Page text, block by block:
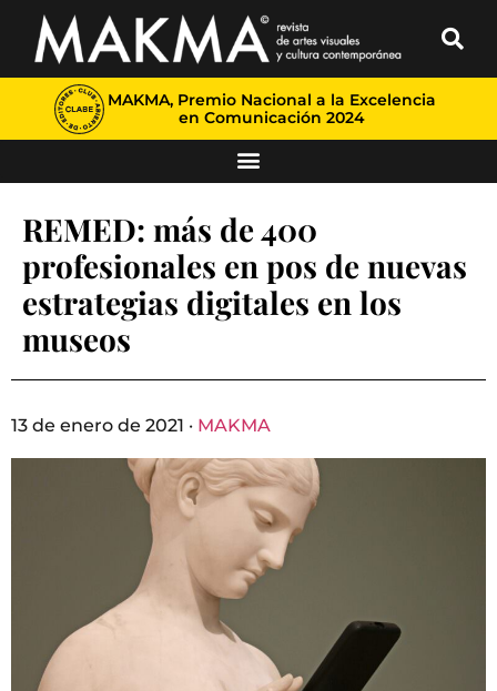
MAKMA, Premio Nacional a la Excelencia
en Comunicación 2024
REMED: más de 400
profesionales en pos de nuevas
estrategias digitales en los
museos
13 de enero de 2021 · MAKMA